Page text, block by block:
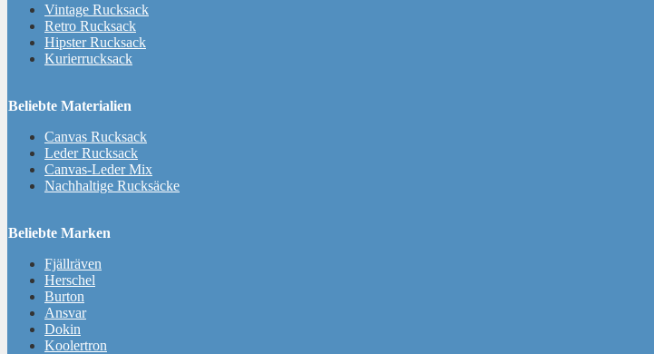
Vintage Rucksack
Retro Rucksack
Hipster Rucksack
Kurierrucksack
Beliebte Materialien
Canvas Rucksack
Leder Rucksack
Canvas-Leder Mix
Nachhaltige Rucksäcke
Beliebte Marken
Fjällräven
Herschel
Burton
Ansvar
Dokin
Koolertron